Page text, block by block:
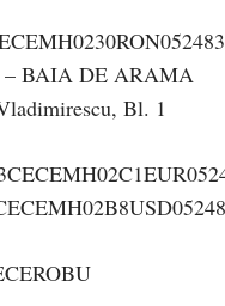
– BAIA DE ARAMA
Bl. 1